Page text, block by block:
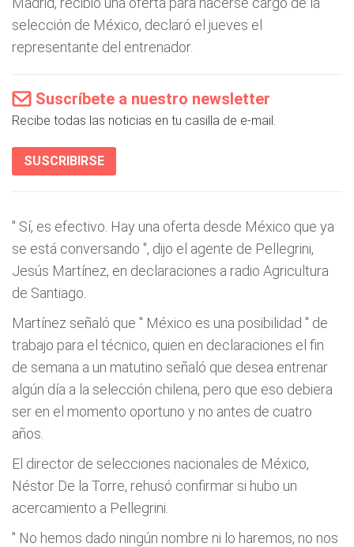
selección de México, declaró el jueves el
representante del entrenador.
Suscríbete a nuestro newsletter
Recibe todas las noticias en tu casilla de e-mail.
SUSCRIBIRSE
" Sí, es efectivo. Hay una oferta desde México que ya
se está conversando ", dijo el agente de Pellegrini,
Jesús Martínez, en declaraciones a radio Agricultura
de Santiago.
Martínez señaló que " México es una posibilidad " de
trabajo para el técnico, quien en declaraciones el fin
de semana a un matutino señaló que desea entrenar
algún día a la selección chilena, pero que eso debiera
ser en el momento oportuno y no antes de cuatro
años.
El director de selecciones nacionales de México,
Néstor De la Torre, rehusó confirmar si hubo un
acercamiento a Pellegrini.
" No hemos dado ningún nombre ni lo haremos, no nos